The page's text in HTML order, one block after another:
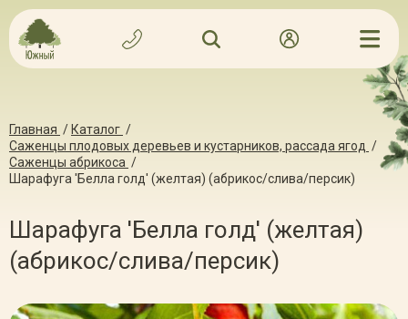
Главная / Каталог /
Саженцы плодовых деревьев и кустарников, рассада ягод /
Саженцы абрикоса /
Шарафуга 'Белла голд' (желтая) (абрикос/слива/персик)
Шарафуга 'Белла голд' (желтая)
(абрикос/слива/персик)